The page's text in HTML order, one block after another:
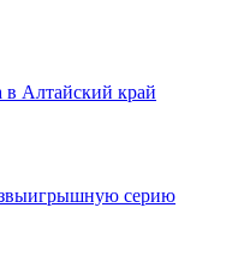
в Алтайский край
серию